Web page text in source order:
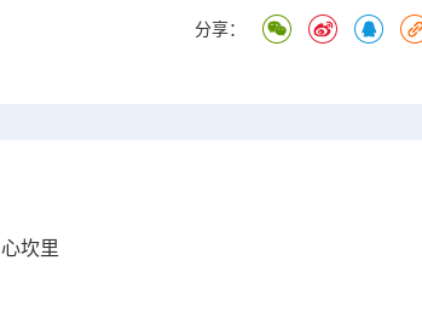
分享：
坎里